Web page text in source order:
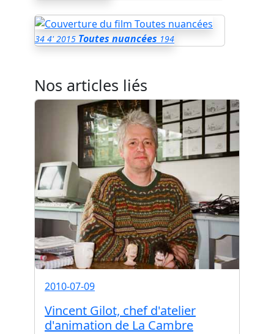
34 4' 2015 Toutes nuancées 194
Nos articles liés
2010-07-09
Vincent Gilot, chef d'atelier
d'animation de La Cambre